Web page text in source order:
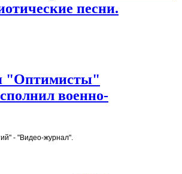
песни.
"Оптимисты"
военно-
- "Видео-журнал".